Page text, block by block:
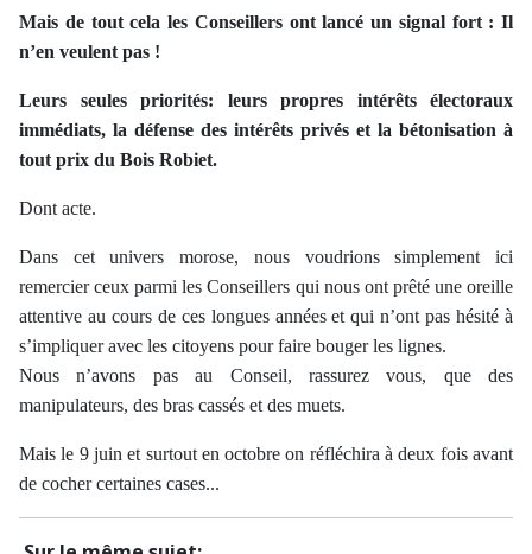
Mais de tout cela les Conseillers ont lancé un signal fort : Il
n’en veulent pas !
Leurs seules priorités: leurs propres intérêts électoraux
immédiats, la défense des intérêts privés et la bétonisation à
tout prix du Bois Robiet.
Dont acte.
Dans cet univers morose, nous voudrions simplement ici
remercier ceux parmi les Conseillers qui nous ont prêté une oreille
attentive au cours de ces longues années et qui n’ont pas hésité à
s’impliquer avec les citoyens pour faire bouger les lignes.
Nous n’avons pas au Conseil, rassurez vous, que des
manipulateurs, des bras cassés et des muets.
Mais le 9 juin et surtout en octobre on réfléchira à deux fois avant
de cocher certaines cases...